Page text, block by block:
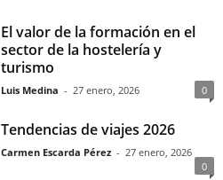
El valor de la formación en el
sector de la hostelería y
turismo
Luis Medina - 27 enero, 2026 0
Tendencias de viajes 2026
Carmen Escarda Pérez - 27 enero, 2026
0